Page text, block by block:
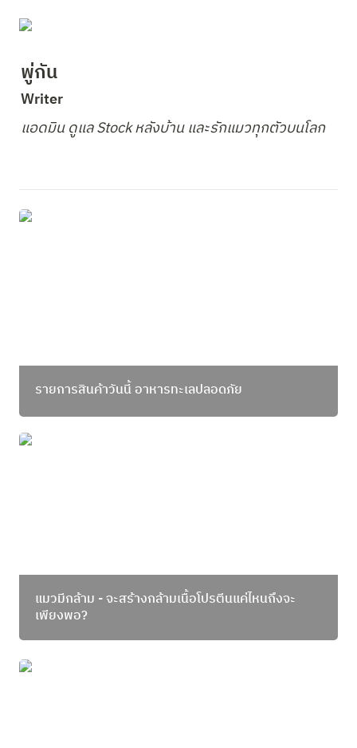
พู่กัน
Writer
แอดมิน ดูแล Stock หลังบ้าน และรักแมวทุกตัวบนโลก
รายการสินค้าวันนี้ อาหารทะเลปลอดภัย
รายการสินค้าวันนี้ อาหารทะเลปลอดภัย
แมวมีกล้าม - จะสร้างกล้ามเนื้อโปรตีนแค่ไหนถึงจะ
แมวมีกล้าม - จะสร้างกล้ามเนื้อโปรตีนแค่ไหนถึงจะ
เพียงพอ?
Say hello better! ปลาไทยมีโอเมก้า 3 จริงมั้ย?